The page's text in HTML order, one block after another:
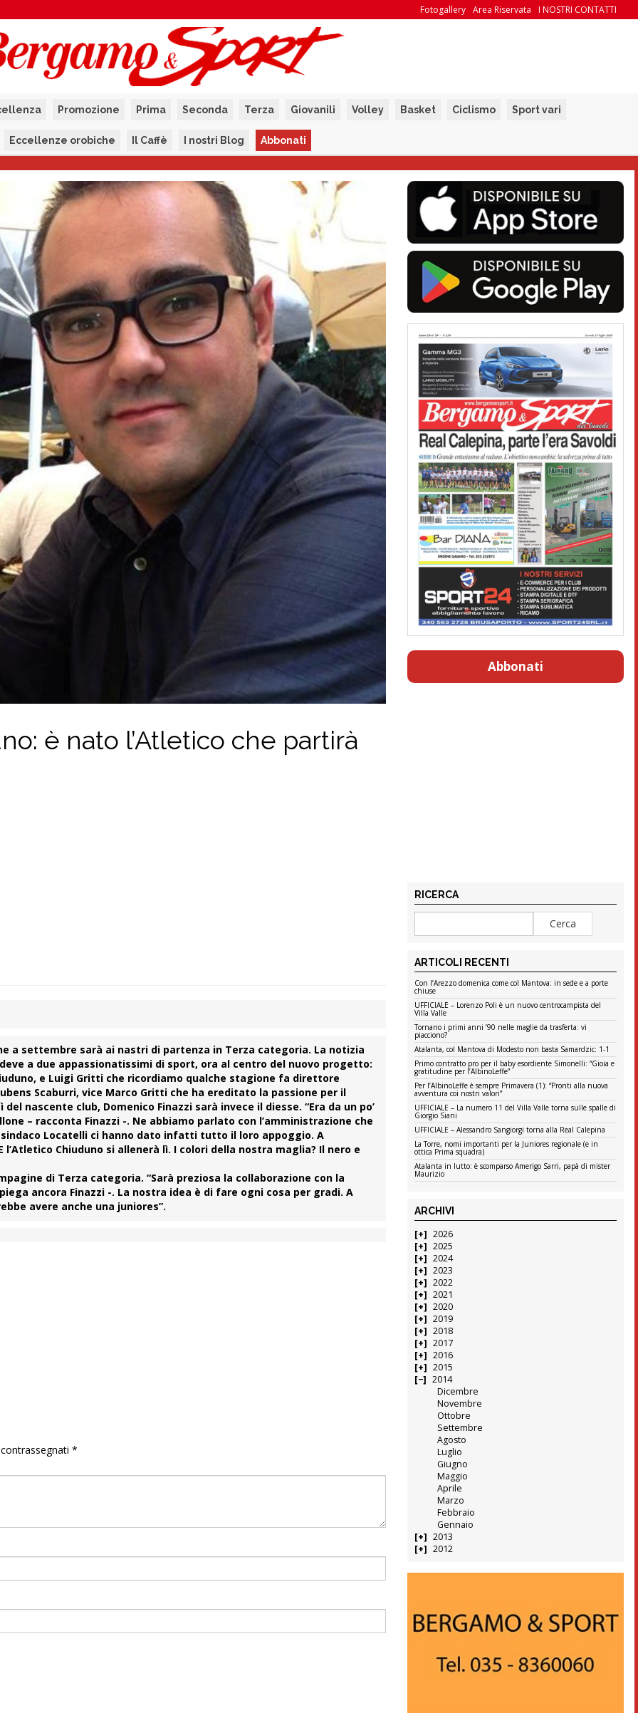
I NOSTRI CONTATTI
Area Riservata
Fotogallery
Promozione Prima Seconda Terza Giovanili Volley Basket Ciclismo Sport vari
Eccellenze orobiche Il Caffè I nostri Blog Abbonati
è nato l’Atletico che partirà
a settembre sarà ai nastri di partenza in Terza categoria. La notizia
a due appassionatissimi di sport, ora al centro del nuovo progetto:
e Luigi Gritti che ricordiamo qualche stagione fa direttore
Scaburri, vice Marco Gritti che ha ereditato la passione per il
del nascente club, Domenico Finazzi sarà invece il diesse. “Era da un po’
– racconta Finazzi -. Ne abbiamo parlato con l’amministrazione che
Locatelli ci hanno dato infatti tutto il loro appoggio. A
Chiuduno si allenerà lì. I colori della nostra maglia? Il nero e
di Terza categoria. “Sarà preziosa la collaborazione con la
ancora Finazzi -. La nostra idea è di fare ogni cosa per gradi. A
avere anche una juniores”.
*
Abbonati
RICERCA
ARTICOLI RECENTI
Con l’Arezzo domenica come col Mantova: in sede e a porte
chiuse
UFFICIALE – Lorenzo Poli è un nuovo centrocampista del
Villa Valle
Tornano i primi anni ’90 nelle maglie da trasferta: vi
piacciono?
Atalanta, col Mantova di Modesto non basta Samardzic: 1-1
Primo contratto pro per il baby esordiente Simonelli: “Gioia e
gratitudine per l’AlbinoLeffe”
Per l’AlbinoLeffe è sempre Primavera (1): “Pronti alla nuova
avventura coi nostri valori”
UFFICIALE – La numero 11 del Villa Valle torna sulle spalle di
Giorgio Siani
UFFICIALE – Alessandro Sangiorgi torna alla Real Calepina
La Torre, nomi importanti per la Juniores regionale (e in
ottica Prima squadra)
Atalanta in lutto: è scomparso Amerigo Sarri, papà di mister
Maurizio
ARCHIVI
2026
2025
2024
2023
2022
2021
2020
2019
2018
2017
2016
2015
2014
Dicembre
Novembre
Ottobre
Settembre
Agosto
Luglio
Giugno
Maggio
Aprile
Marzo
Febbraio
Gennaio
2013
2012